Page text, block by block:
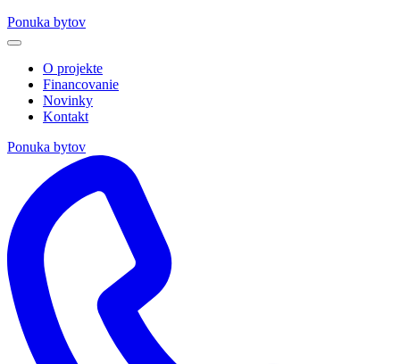
Ponuka bytov
O projekte
Financovanie
Novinky
Kontakt
Ponuka bytov